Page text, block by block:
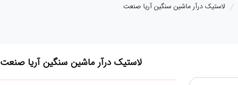
لاستیک درآر ماشین سنگین آریا صنعت
لاستیک درآر ماشین سنگین آریا صنعت